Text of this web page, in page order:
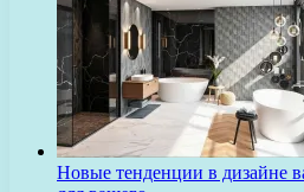
Новые тенденции в дизайне